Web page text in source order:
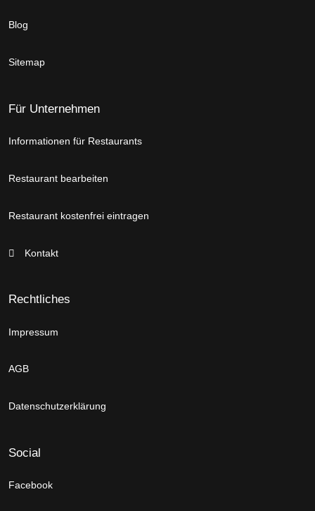
Blog
Sitemap
Für Unternehmen
Informationen für Restaurants
Restaurant bearbeiten
Restaurant kostenfrei eintragen
Kontakt
Rechtliches
Impressum
AGB
Datenschutzerklärung
Social
Facebook